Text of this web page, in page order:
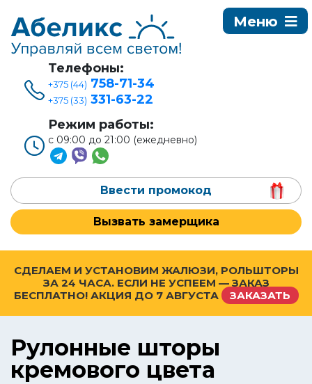
Телефоны:
+375 (44) 758-71-34
+375 (33) 331-63-22
Режим работы:
с 09:00 до 21:00 (ежедневно)
Ввести промокод
Вызвать замерщика
СДЕЛАЕМ И УСТАНОВИМ ЖАЛЮЗИ, РОЛЬШТОРЫ
ЗА 24 ЧАСА. ЕСЛИ НЕ УСПЕЕМ — ЗАКАЗ
БЕСПЛАТНО! АКЦИЯ ДО 7 АВГУСТА ЗАКАЗАТЬ
Рулонные шторы
кремового цвета